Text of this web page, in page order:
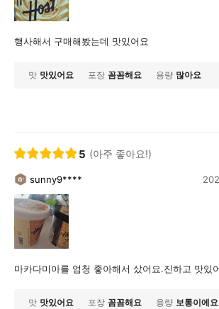
행사해서 구매해봤는데 맛있어요
맛 맛있어요 포장 꼼꼼해요 용량 많아요
5 (아주 좋아요!)
sunny9****
마카다미아를 엄청 좋아해서 샀어요.진하고 맛있
맛 맛있어요 포장 꼼꼼해요 용량 보통이에요